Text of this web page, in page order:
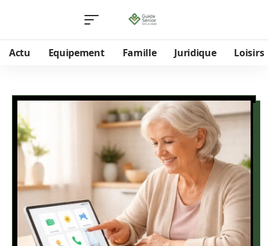
Actu Equipement Famille Juridique Loisirs